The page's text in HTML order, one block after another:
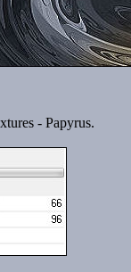
- Papyrus.